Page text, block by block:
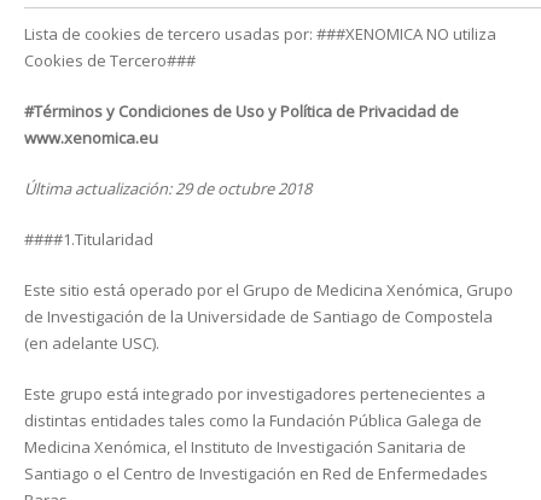
Lista de cookies de tercero usadas por: ###XENOMICA NO utiliza
Cookies de Tercero###
#Términos y Condiciones de Uso y Política de Privacidad de
www.xenomica.eu
Última actualización: 29 de octubre 2018
####1.Titularidad
Este sitio está operado por el Grupo de Medicina Xenómica, Grupo
de Investigación de la Universidade de Santiago de Compostela
(en adelante USC).
Este grupo está integrado por investigadores pertenecientes a
distintas entidades tales como la Fundación Pública Galega de
Medicina Xenómica, el Instituto de Investigación Sanitaria de
Santiago o el Centro de Investigación en Red de Enfermedades